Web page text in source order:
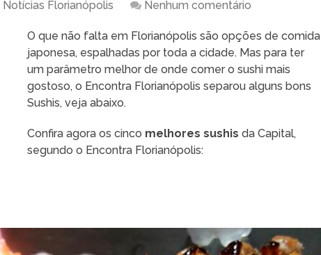
Notícias Florianópolis Nenhum comentário
O que não falta em Florianópolis são opções de comida
japonesa, espalhadas por toda a cidade. Mas para ter
um parâmetro melhor de onde comer o sushi mais
gostoso, o Encontra Florianópolis separou alguns bons
Sushis, veja abaixo.
Confira agora os cinco melhores sushisda Capital,
segundo o Encontra Florianópolis: